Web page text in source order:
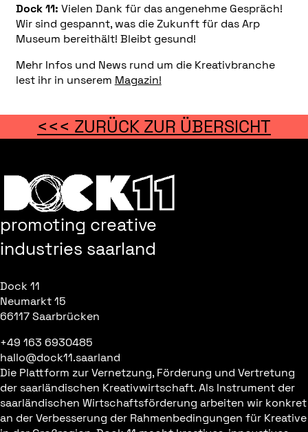
Dock 11: Vielen Dank für das angenehme Gespräch!
Wir sind gespannt, was die Zukunft für das Arp
Museum bereithält! Bleibt gesund!
Mehr Infos und News rund um die Kreativbranche
lest ihr in unserem Magazin!
<<< ZURÜCK ZUR ÜBERSICHT
promoting creative
industries saarland
Dock 11
Neumarkt 15
66117 Saarbrücken
+49 163 6930485
hallo@dock11.saarland
Die Plattform zur Vernetzung, Förderung und Vertretung
der saarländischen Kreativwirtschaft. Als Instrument der
saarländischen Wirtschaftsförderung arbeiten wir konkret
an der Verbesserung der Rahmenbedingungen für Kreative